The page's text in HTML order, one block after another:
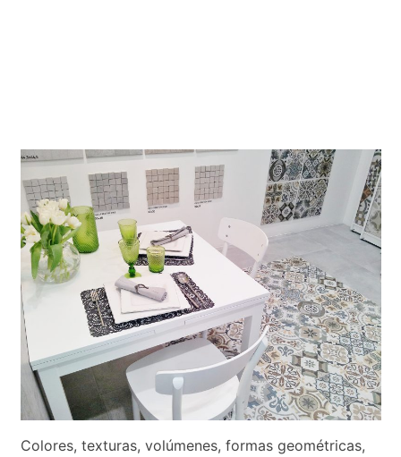
Colores, texturas, volúmenes, formas geométricas,